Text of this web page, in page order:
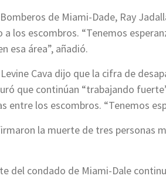
de Miami-Dade, Ray
los escombros. “Tenemos
esa área”, añadió.
Cava dijo que la cifra de
que continúan “trabajando
entre los escombros. “Tenemos
la muerte de tres personas
del condado de Miami-Dale